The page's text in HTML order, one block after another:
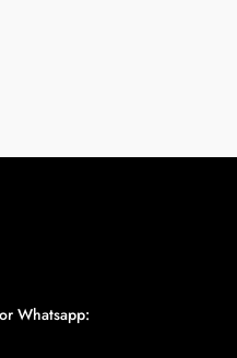
Whatsapp: